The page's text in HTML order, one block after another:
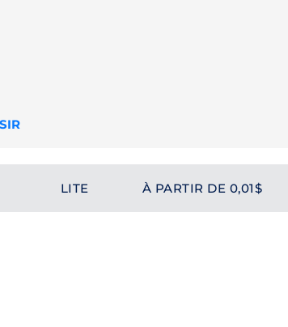
LITE À PARTIR DE 0,01$